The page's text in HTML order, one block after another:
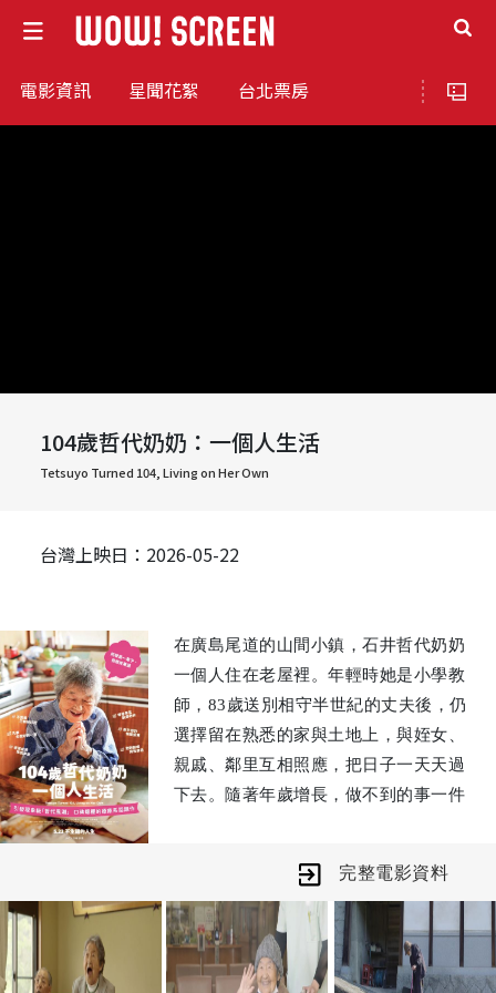
電影資訊 星聞花絮 台北票房
104歲哲代奶奶：一個人生活
Tetsuyo Turned 104, Living on Her Own
台灣上映日：2026-05-22
在廣島尾道的山間小鎮，石井哲代奶奶
一個人住在老屋裡。年輕時她是小學教
師，83歲送別相守半世紀的丈夫後，仍
選擇留在熟悉的家與土地上，與姪女、
親戚、鄰里互相照應，把日子一天天過
下去。隨著年歲增長，做不到的事一件
本片凝視哲代奶奶從101歲到104歲的日
常：不只有笑聲與幽默，也有必須面對
的告別與疼痛。在跌宕起伏的人生風景
完整電影資料